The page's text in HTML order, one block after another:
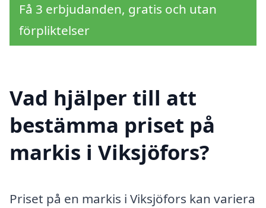
Få 3 erbjudanden, gratis och utan
förpliktelser
Vad hjälper till att
bestämma priset på
markis i Viksjöfors?
Priset på en markis i Viksjöfors kan variera